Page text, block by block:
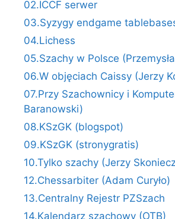
02.ICCF serwer
03.Syzygy endgame
04.Lichess
05.Szachy w Polsce
06.W objęciach Caissy (Jerzy
07.Przy Szachownicy i
Baranowski)
08.KSzGK (blogspot)
09.KSzGK (stronygratis)
10.Tylko szachy (Jerzy
12.Chessarbiter (Adam Curyło)
13.Centralny Rejestr PZSzach
14.Kalendarz szachowy (OTB)